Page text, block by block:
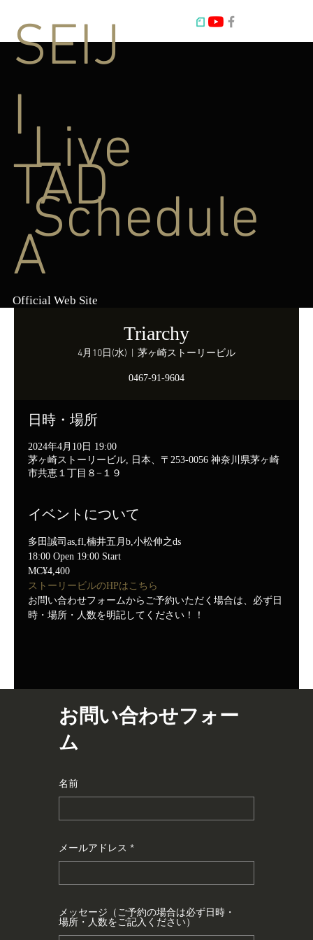
Triarchy
4月10日(水) 茅ヶ崎ストーリービル
0467-91-9604
日時・場所
2024年4月10日 19:00
茅ヶ崎ストーリービル, 日本、〒253-0056 神奈川県茅ヶ崎
市共恵１丁目８−１９
イベントについて
多田誠司as,fl,楠井五月b,小松伸之ds
18:00 Open 19:00 Start
MC¥4,400
ストーリービルのHPはこちら
お問い合わせフォームからご予約いただく場合は、必ず日
時・場所・人数を明記してください！！
Live
Schedule
SEIJ
I
TAD
A
Official Web Site
お問い合わせフォー
ム
名前
メールアドレス
メッセージ（ご予約の場合は必ず日時・
場所・人数をご記入ください）